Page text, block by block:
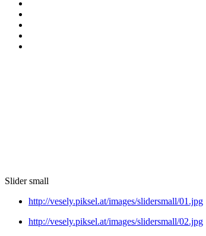
Slider small
http://vesely.piksel.at/images/slidersmall/01.jpg
http://vesely.piksel.at/images/slidersmall/02.jpg